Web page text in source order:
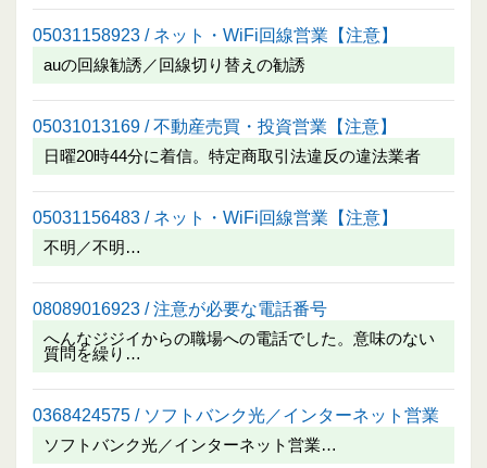
05031158923 / ネット・WiFi回線営業【注意】
auの回線勧誘／回線切り替えの勧誘
05031013169 / 不動産売買・投資営業【注意】
日曜20時44分に着信。特定商取引法違反の違法業者
05031156483 / ネット・WiFi回線営業【注意】
不明／不明…
08089016923 / 注意が必要な電話番号
へんなジジイからの職場への電話でした。意味のない
質問を繰り…
0368424575 / ソフトバンク光／インターネット営業
ソフトバンク光／インターネット営業…